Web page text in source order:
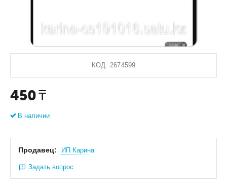
КОД: 2674599
450 ₸
В наличии
Продавец: ИП Карина
Задать вопрос